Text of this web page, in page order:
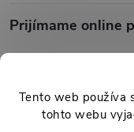
Tento web používa
tohto webu
Prijímame online
TINTA.sk